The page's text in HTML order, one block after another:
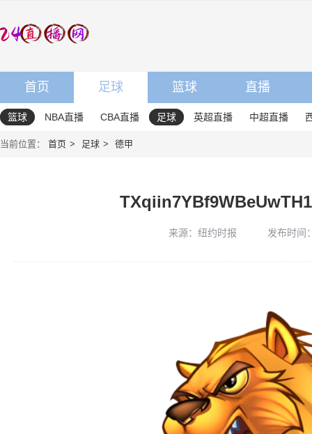
首页 足球 篮球 直播
篮球 NBA直播 CBA直播 足球 英超直播 中超直播
当前位置： 首页 足球 德甲
来源：纽约时报 发布时间